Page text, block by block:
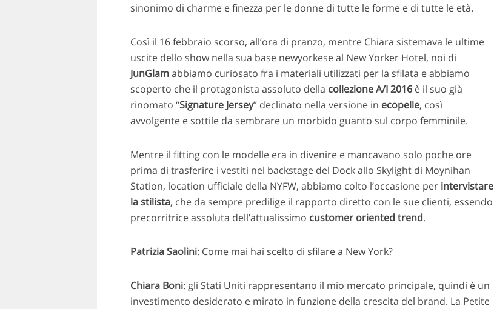
sinonimo di charme e finezza per le donne di tutte le forme e di tutte le età.
Così il 16 febbraio scorso, all’ora di pranzo, mentre Chiara sistemava le ultime
uscite dello show nella sua base newyorkese al New Yorker Hotel, noi di
JunGlamabbiamo curiosato fra i materiali utilizzati per la sfilata e abbiamo
scoperto che il protagonista assoluto della collezione A/I 2016è il suo già
rinomato “Signature Jersey” declinato nella versione in ecopelle, così
avvolgente e sottile da sembrare un morbido guanto sul corpo femminile.
Mentre il fitting con le modelle era in divenire e mancavano solo poche ore
prima di trasferire i vestiti nel backstage del Dock allo Skylight di Moynihan
Station, location ufficiale della NYFW, abbiamo colto l’occasione per intervistare
la stilista, che da sempre predilige il rapporto diretto con le sue clienti, essendo
precorritrice assoluta dell’attualissimo customer oriented trend.
Patrizia Saolini: Come mai hai scelto di sfilare a New York?
Chiara Boni: gli Stati Uniti rappresentano il mio mercato principale, quindi è un
investimento desiderato e mirato in funzione della crescita del brand. La Petite